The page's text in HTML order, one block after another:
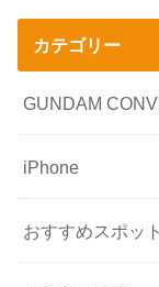
カテゴリー
GUNDAM
iPhone
おすすめスポット